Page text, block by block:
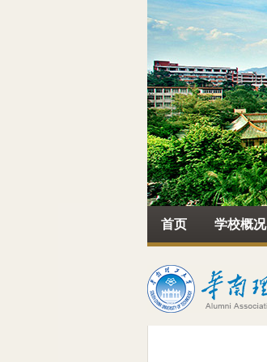
首页 学校概况